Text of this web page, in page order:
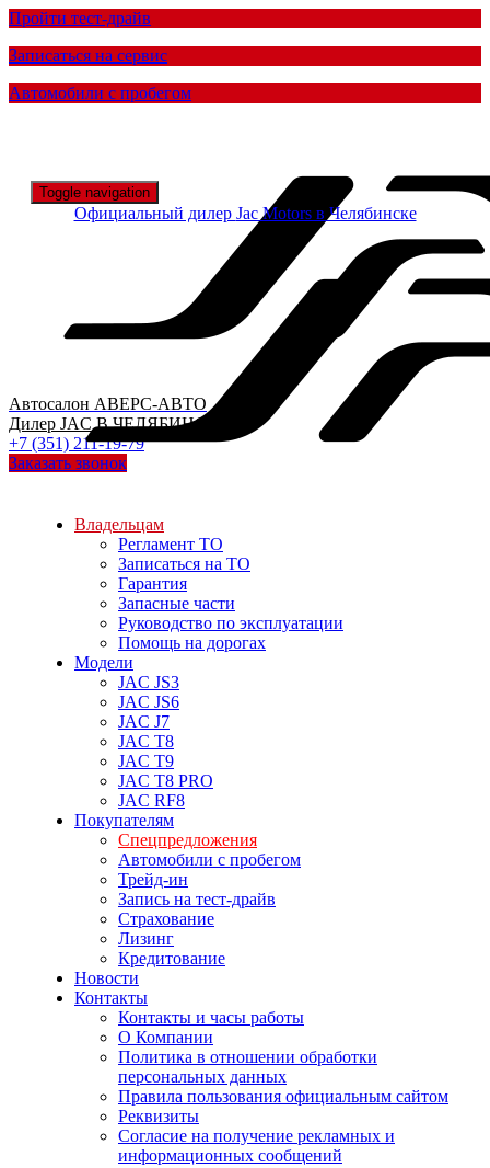
Пройти тест-драйв
Записаться на сервис
Автомобили с пробегом
Автосалон АВЕРС-АВТО
Дилер JACВ ЧЕЛЯБИНСКЕ
+7 (351) 211-19-79
Заказать звонок
Toggle navigation
Официальный дилер Jac Motors в Челябинске
Владельцам
Регламент ТО
Записаться на ТО
Гарантия
Запасные части
Руководство по эксплуатации
Помощь на дорогах
Модели
JAC JS3
JAC JS6
JAC J7
JAC T8
JAC T9
JAC T8 PRO
JAC RF8
Покупателям
Спецпредложения
Автомобили с пробегом
Трейд-ин
Запись на тест-драйв
Страхование
Лизинг
Кредитование
Новости
Контакты
Контакты и часы работы
О Компании
Политика в отношении обработки
персональных данных
Правила пользования официальным сайтом
Реквизиты
Согласие на получение рекламных и
информационных сообщений